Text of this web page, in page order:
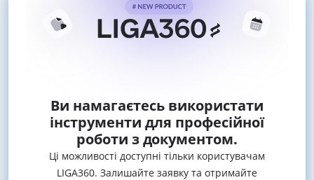
Ви намагаєтесь використати
інструменти для професійної
роботи з документом.
Ці можливості доступні тільки користувачам
LIGA360. Залишайте заявку та отримайте